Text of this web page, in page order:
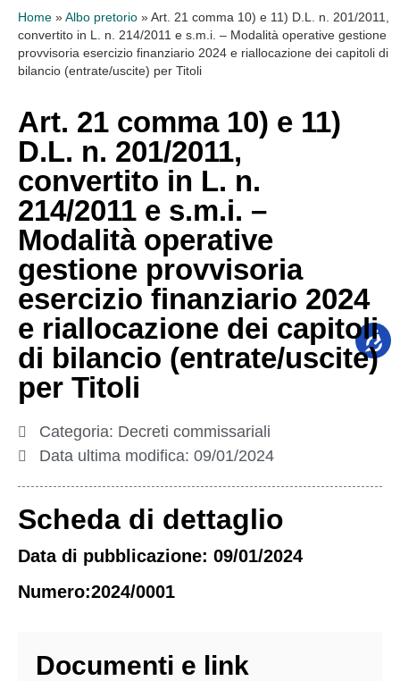
Home » Albo pretorio » Art. 21 comma 10) e 11) D.L. n. 201/2011,
convertito in L. n. 214/2011 e s.m.i. – Modalità operative gestione
provvisoria esercizio finanziario 2024 e riallocazione dei capitoli di
bilancio (entrate/uscite) per Titoli
Art. 21 comma 10) e 11)
D.L. n. 201/2011,
convertito in L. n.
214/2011 e s.m.i. –
Modalità operative
gestione provvisoria
esercizio finanziario 2024
e riallocazione dei capitoli
di bilancio (entrate/uscite)
per Titoli
Categoria: Decreti commissariali
Data ultima modifica: 09/01/2024
Scheda di dettaglio
Data di pubblicazione: 09/01/2024
Numero:2024/0001
Documenti e link